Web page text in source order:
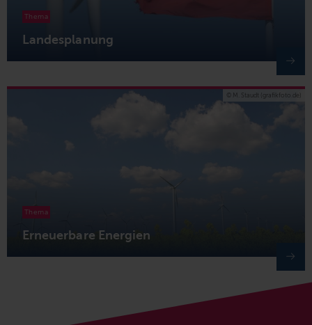
Landesplanung
Thema
Erneuerbare Energien
Thema
© M. Staudt (grafikfoto.de)